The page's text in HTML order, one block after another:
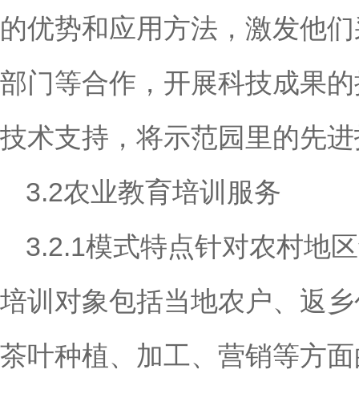
的优势和应用方法，激发他
部门等合作，开展科技成果
技术支持，将示范园里的先
3.2农业教育培训服务
3.2.1模式特点针对农村地
培训对象包括当地农户、返
茶叶种植、加工、营销等方